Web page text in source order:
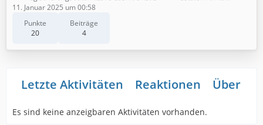
Punkte
20
Beiträge
4
11. Januar 2025 um 00:58
Letzte Aktivitäten Reaktionen Über
Es sind keine anzeigbaren Aktivitäten vorhanden.